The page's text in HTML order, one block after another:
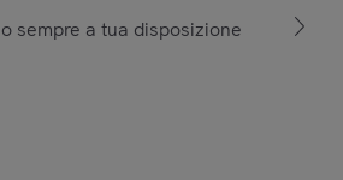
sempre a tua disposizione